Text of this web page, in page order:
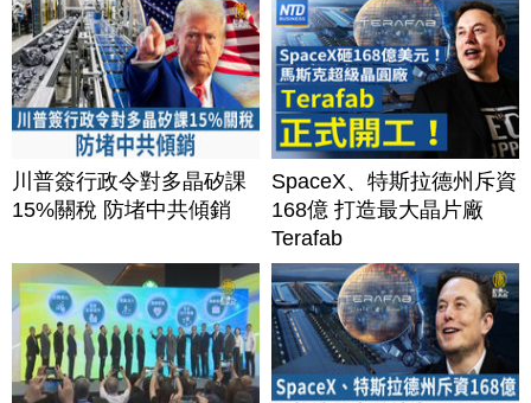
川普簽行政令對多晶矽課
15%關稅 防堵中共傾銷
SpaceX、特斯拉德州斥資
168億 打造最大晶片廠
Terafab